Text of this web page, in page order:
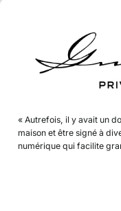
« Autrefois, il y avait un
maison et être signé à
numérique qui facilite